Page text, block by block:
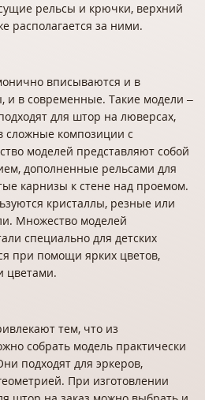
рельсы и крючки, верхний
располагается за ними.
вписываются и в
и в современные. Такие модели –
для штор на люверсах,
сложные композиции с
моделей представляют собой
дополненные рельсами для
карнизы к стене над проемом.
кристаллы, резные или
Множество моделей
специально для детских
при помощи ярких цветов,
цветами.
тем, что из
собрать модель практически
подходят для эркеров,
При изготовлении